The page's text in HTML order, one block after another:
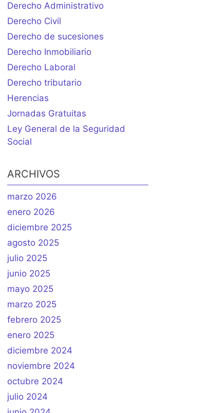
Derecho Administrativo
Derecho Civil
Derecho de sucesiones
Derecho Inmobiliario
Derecho Laboral
Derecho tributario
Herencias
Jornadas Gratuitas
Ley General de la Seguridad
Social
ARCHIVOS
marzo 2026
enero 2026
diciembre 2025
agosto 2025
julio 2025
junio 2025
mayo 2025
marzo 2025
febrero 2025
enero 2025
diciembre 2024
noviembre 2024
octubre 2024
julio 2024